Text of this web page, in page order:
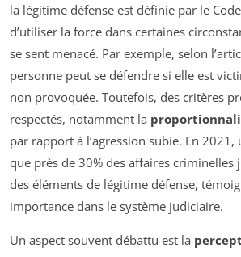
la légitime défense est définie par le
d’utiliser la force dans certaines
se sent menacé. Par exemple, selon
personne peut se défendre si elle est
non provoquée. Toutefois, des critères
respectés, notamment la
par rapport à l’agression subie. En 2021,
que près de 30% des affaires criminelles
des éléments de légitime défense,
importance dans le système judiciaire.
Un aspect souvent débattu est la